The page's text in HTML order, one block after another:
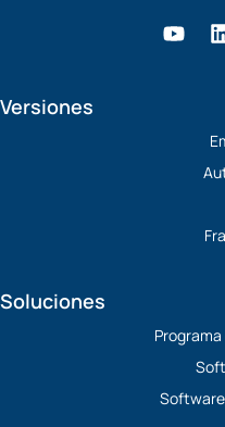
Y
i
Versiones
Soluciones